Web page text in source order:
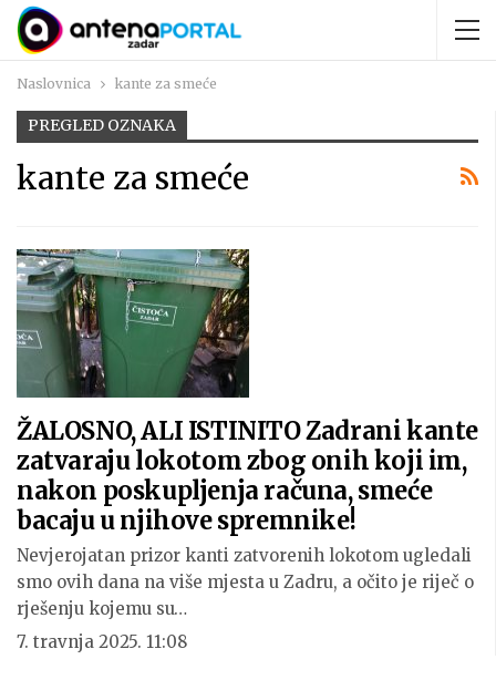
Naslovnica kante za smeće
PREGLED OZNAKA
kante za smeće
ŽALOSNO, ALI ISTINITO Zadrani kante
zatvaraju lokotom zbog onih koji im,
nakon poskupljenja računa, smeće
bacaju u njihove spremnike!
Nevjerojatan prizor kanti zatvorenih lokotom ugledali
smo ovih dana na više mjesta u Zadru, a očito je riječ o
rješenju kojemu su…
7. travnja 2025. 11:08